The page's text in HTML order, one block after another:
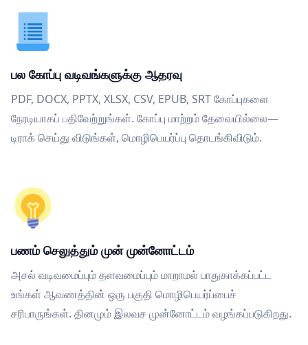
பல கோப்பு வடிவங்களுக்கு ஆதரவு
PDF, DOCX, PPTX, XLSX, CSV, EPUB, SRT கோப்புகளை
நேரடியாகப் பதிவேற்றுங்கள். கோப்பு மாற்றம் தேவையில்லை—
டிராக் செய்து விடுங்கள், மொழிபெயர்ப்பு தொடங்கிவிடும்.
பணம் செலுத்தும் முன் முன்னோட்டம்
அசல் வடிவமைப்பும் தளவமைப்பும் மாறாமல் பாதுகாக்கப்பட்ட
உங்கள் ஆவணத்தின் ஒரு பகுதி மொழிபெயர்ப்பைச்
சரிபாருங்கள். தினமும் இலவச முன்னோட்டம் வழங்கப்படுகிறது.